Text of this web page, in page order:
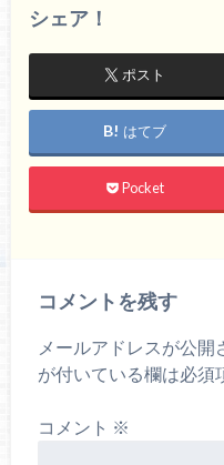
シェア！
ポスト
はてブ
Pocket
コメントを残す
メールアドレスが公開
が付いている欄は必須
コメント ※